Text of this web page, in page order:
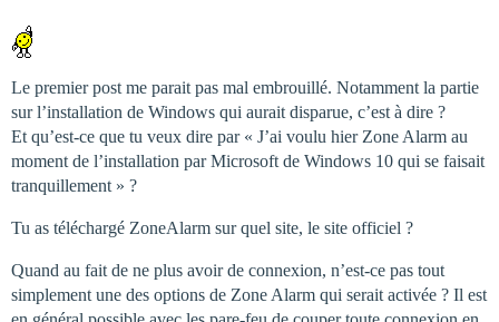
Le premier post me parait pas mal embrouillé. Notamment la partie
sur l’installation de Windows qui aurait disparue, c’est à dire ?
Et qu’est-ce que tu veux dire par « J’ai voulu hier Zone Alarm au
moment de l’installation par Microsoft de Windows 10 qui se faisait
tranquillement » ?
Tu as téléchargé ZoneAlarm sur quel site, le site officiel ?
Quand au fait de ne plus avoir de connexion, n’est-ce pas tout
simplement une des options de Zone Alarm qui serait activée ? Il est